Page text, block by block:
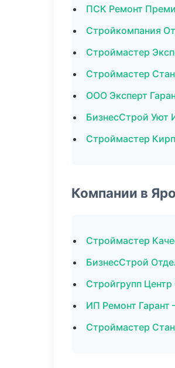
ПСК Ремонт
Стройкомпания
Строймастер
Строймастер
ООО Эксперт
БизнесСтрой Уют
Строймастер
Компании в
Строймастер
БизнесСтрой
Стройгрупп
ИП Ремонт
Строймастер